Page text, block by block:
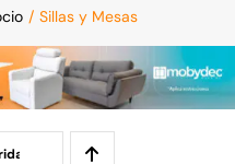
Sillas y Mesas